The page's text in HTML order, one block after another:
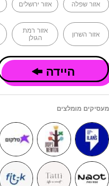
אזור שפלה אזור ירושלים
אזור השרון
אזור רמת
הגולן
היידה
מעסיקים מומלצים